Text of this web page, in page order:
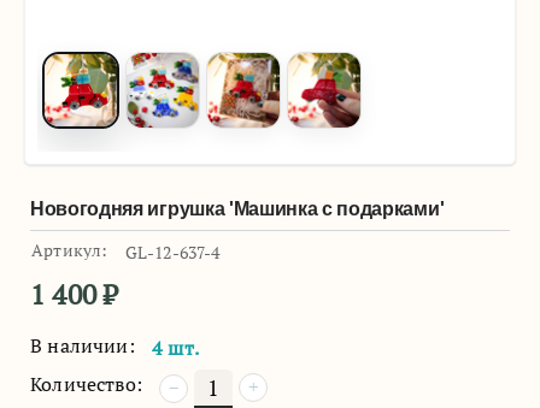
Новогодняя игрушка 'Машинка с подарками'
Артикул: GL-12-637-4
1 400₽
В наличии:
4 шт.
Количество:
+
−